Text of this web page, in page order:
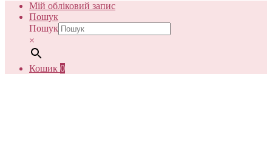
Мій обліковий запис
Пошук
Пошук
×
Кошик 0